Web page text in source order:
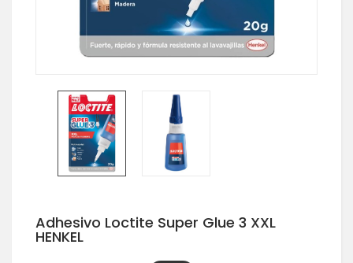
Adhesivo Loctite Super Glue 3 XXL
HENKEL